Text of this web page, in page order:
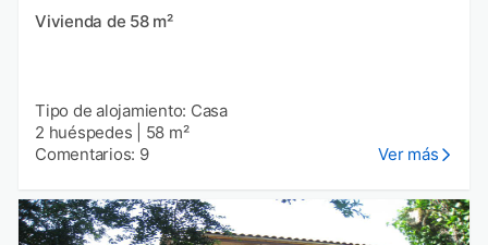
Vivienda de 58 m²
Tipo de alojamiento: Casa
2 huéspedes
58 m²
Comentarios: 9
Ver más